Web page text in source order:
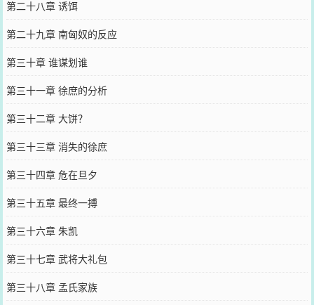
第二十八章 诱饵
第二十九章 南匈奴的反应
第三十章 谁谋划谁
第三十一章 徐庶的分析
第三十二章 大饼？
第三十三章 消失的徐庶
第三十四章 危在旦夕
第三十五章 最终一搏
第三十六章 朱凯
第三十七章 武将大礼包
第三十八章 孟氏家族